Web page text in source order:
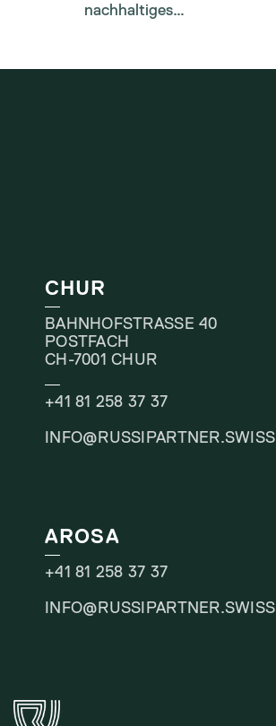
nachhaltiges…
CHUR
BAHNHOFSTRASSE 40
POSTFACH
CH-7001 CHUR
+41 81 258 37 37
INFO@RUSSIPARTNER.SWISS
AROSA
+41 81 258 37 37
INFO@RUSSIPARTNER.SWISS